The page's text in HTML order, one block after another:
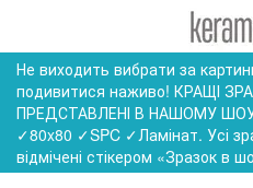
Не виходить вибрати за
подивитися наживо! КРАЩІ
ПРЕДСТАВЛЕНІ В НАШОМУ
✓80x80 ✓SPC ✓Ламінат. Усі
відмічені стікером «Зразок в